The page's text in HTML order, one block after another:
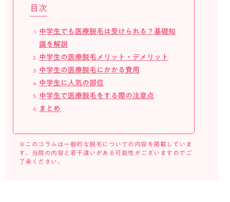
白玉点滴
目次
中学生でも医療脱毛は受けられる？基礎知
識を解説
中学生の医療脱毛メリット・デメリット
中学生の医療脱毛にかかる費用
中学生に人気の部位
中学生で医療脱毛をする際の注意点
まとめ